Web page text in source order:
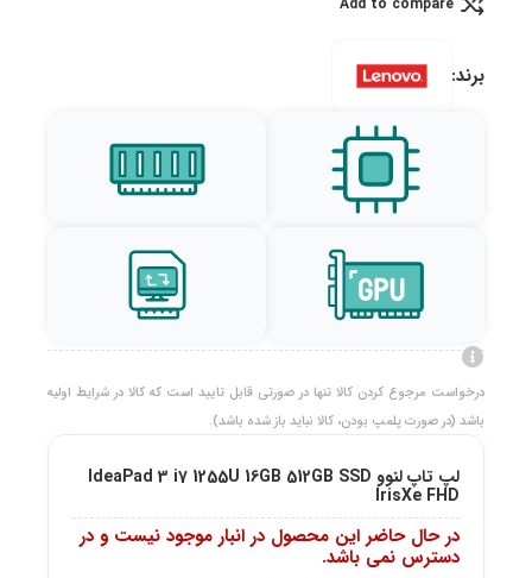
برند:
درخواست مرجوع کردن کالا تنها در صورتی قابل تایید است که کالا در شرایط اولیه
باشد (در صورت پلمپ بودن، کالا نباید باز شده باشد).
لپ تاپ لنوو IdeaPad 3 i7 1255U 16GB 512GB SSD
IrisXe FHD
در حال حاضر این محصول در انبار موجود نیست و در
دسترس نمی باشد.